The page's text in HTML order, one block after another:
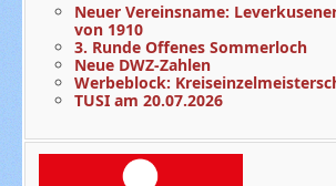
Neuer Vereinsname:
von 1910
3. Runde Offenes Sommerloch
Neue DWZ-Zahlen
Werbeblock:
TUSI am 20.07.2026